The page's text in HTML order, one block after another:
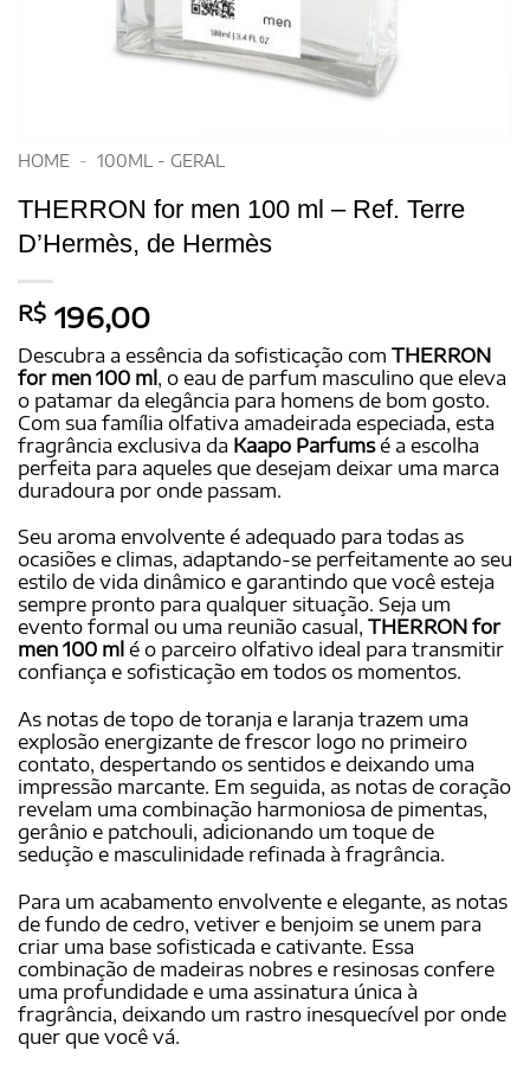
HOME - 100ML - GERAL
THERRON for men 100 ml – Ref. Terre
D’Hermès, de Hermès
R$ 196,00
Descubra a essência da sofisticação com THERRON
for men 100 ml, o eau de parfum masculino que eleva
o patamar da elegância para homens de bom gosto.
Com sua família olfativa amadeirada especiada, esta
fragrância exclusiva da Kaapo Parfumsé a escolha
perfeita para aqueles que desejam deixar uma marca
duradoura por onde passam.
Seu aroma envolvente é adequado para todas as
ocasiões e climas, adaptando-se perfeitamente ao seu
estilo de vida dinâmico e garantindo que você esteja
sempre pronto para qualquer situação. Seja um
evento formal ou uma reunião casual, THERRON for
men 100 ml é o parceiro olfativo ideal para transmitir
confiança e sofisticação em todos os momentos.
As notas de topo de toranja e laranja trazem uma
explosão energizante de frescor logo no primeiro
contato, despertando os sentidos e deixando uma
impressão marcante. Em seguida, as notas de coração
revelam uma combinação harmoniosa de pimentas,
gerânio e patchouli, adicionando um toque de
sedução e masculinidade refinada à fragrância.
Para um acabamento envolvente e elegante, as notas
de fundo de cedro, vetiver e benjoim se unem para
criar uma base sofisticada e cativante. Essa
combinação de madeiras nobres e resinosas confere
uma profundidade e uma assinatura única à
fragrância, deixando um rastro inesquecível por onde
quer que você vá.